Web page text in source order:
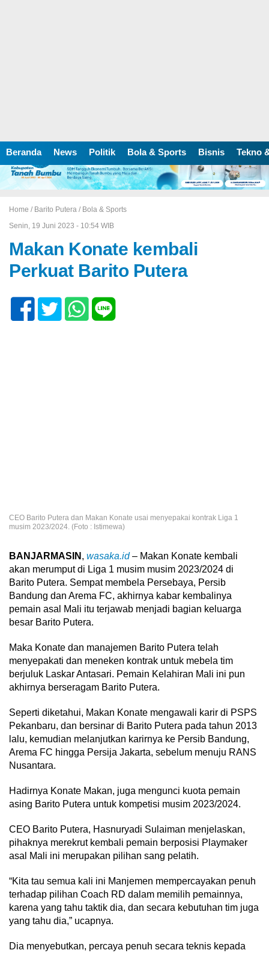
Beranda News Politik Bola & Sports Bisnis Tekno
Home / Barito Putera / Bola & Sports
Senin, 19 Juni 2023 - 10:54 WIB
Makan Konate kembali
Perkuat Barito Putera
CEO Barito Putera dan Makan Konate usai menyepakai kontrak Liga 1
musim 2023/2024. (Foto : Istimewa)
BANJARMASIN , wasaka.id– Makan Konate kembali
akan merumput di Liga 1 musim musim 2023/2024 di
Barito Putera. Sempat membela Persebaya, Persib
Bandung dan Arema FC, akhirnya kabar kembalinya
pemain asal Mali itu terjawab menjadi bagian keluarga
besar Barito Putera.
Maka Konate dan manajemen Barito Putera telah
menyepakati dan meneken kontrak untuk mebela tim
berjuluk Laskar Antasari. Pemain Kelahiran Mali ini pun
akhirnya berseragam Barito Putera.
Seperti diketahui, Makan Konate mengawali karir di PSPS
Pekanbaru, dan bersinar di Barito Putera pada tahun 2013
lalu, kemudian melanjutkan karirnya ke Persib Bandung,
Arema FC hingga Persija Jakarta, sebelum menuju RANS
Nusantara.
Hadirnya Konate Makan, juga mengunci kuota pemain
asing Barito Putera untuk kompetisi musim 2023/2024.
CEO Barito Putera, Hasnuryadi Sulaiman menjelaskan,
pihaknya merekrut kembali pemain berposisi Playmaker
asal Mali ini merupakan pilihan sang pelatih.
“Kita tau semua kali ini Manjemen mempercayakan penuh
terhadap pilihan Coach RD dalam memilih pemainnya,
karena yang tahu taktik dia, dan secara kebutuhan tim juga
yang tahu dia,” ucapnya.
Dia menyebutkan, percaya penuh secara teknis kepada